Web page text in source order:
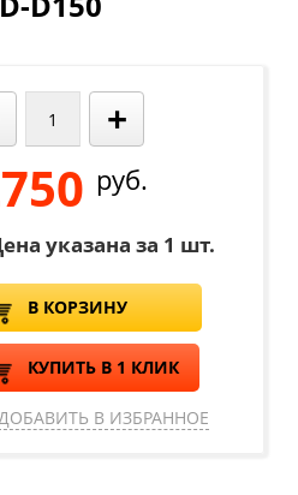
+
руб.
указана за 1 шт.
В КОРЗИНУ
КУПИТЬ В 1 КЛИК
В ИЗБРАННОЕ